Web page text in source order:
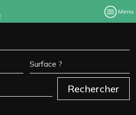
Menu